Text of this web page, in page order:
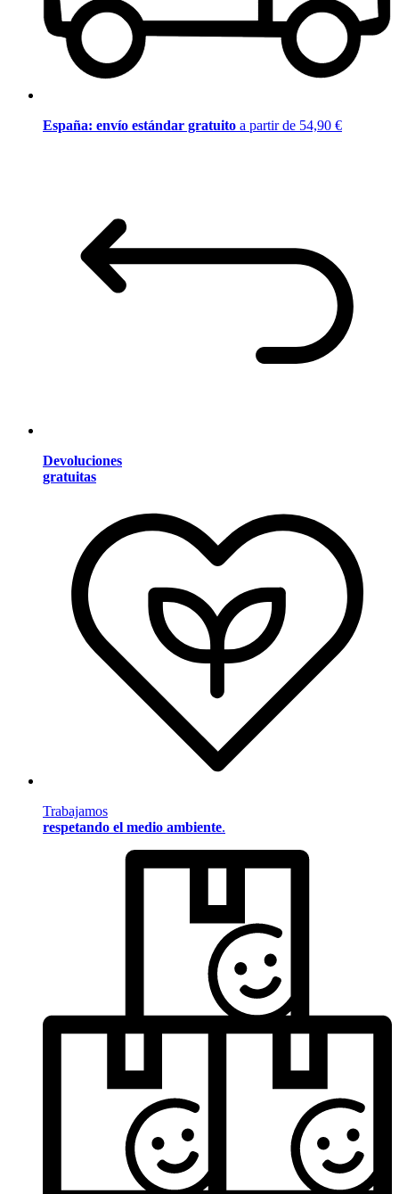
España: envío estándar gratuito a partir de 54,90 €
Devoluciones
gratuitas
Trabajamos
respetando el medio ambiente.